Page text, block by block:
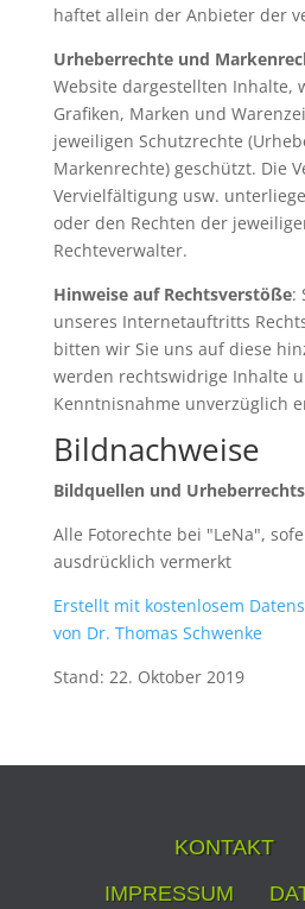
haftet allein der Anbieter der
Urheberrechte und
Website dargestellten Inhalte,
Grafiken, Marken und
jeweiligen Schutzrechte
Markenrechte) geschützt. Die
Vervielfältigung usw.
oder den Rechten der
Rechteverwalter.
Hinweise auf Rechtsverstöße:
unseres Internetauftritts
bitten wir Sie uns auf diese
werden rechtswidrige Inhalte
Kenntnisnahme unverzüglich
Bildnachweise
Bildquellen und
Alle Fotorechte bei "LeNa",
ausdrücklich vermerkt
Erstellt mit kostenlosem
von Dr. Thomas Schwenke
Stand: 22. Oktober 2019
KONTAKT
IMPRESSUM